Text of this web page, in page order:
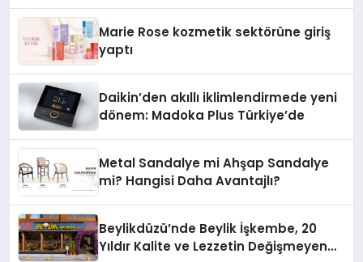
Marie Rose kozmetik sektörüne giriş
yaptı
Daikin’den akıllı iklimlendirmede yeni
dönem: Madoka Plus Türkiye’de
Metal Sandalye mi Ahşap Sandalye
mi? Hangisi Daha Avantajlı?
Beylikdüzü’nde Beylik İşkembe, 20
Yıldır Kalite ve Lezzetin Değişmeyen